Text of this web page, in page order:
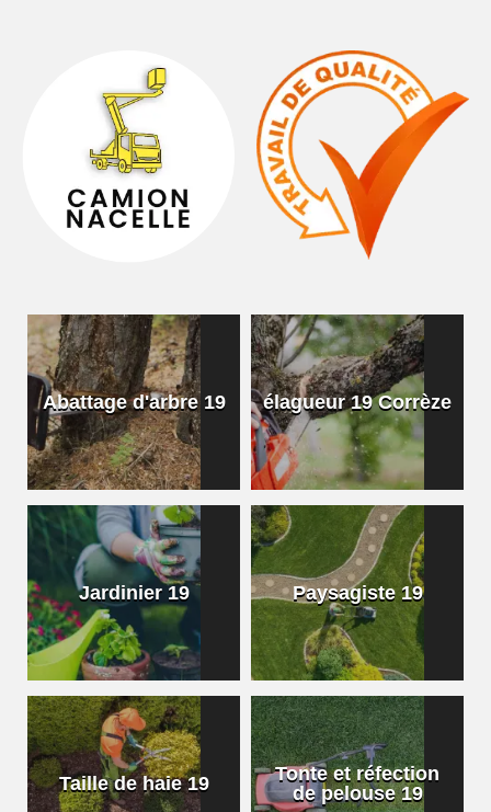
Abattage d'arbre 19 élagueur 19 Corrèze
Jardinier 19 Paysagiste 19
Taille de haie 19
Tonte et réfection
de pelouse 19